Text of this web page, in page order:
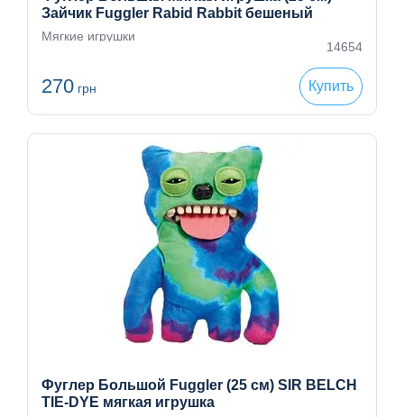
Зайчик Fuggler Rabid Rabbit бешеный
кролик
Мягкие игрушки
14654
270 грн Купить
Фуглер Большой Fuggler (25 см) SIR BELCH
TIE-DYE мягкая игрушка